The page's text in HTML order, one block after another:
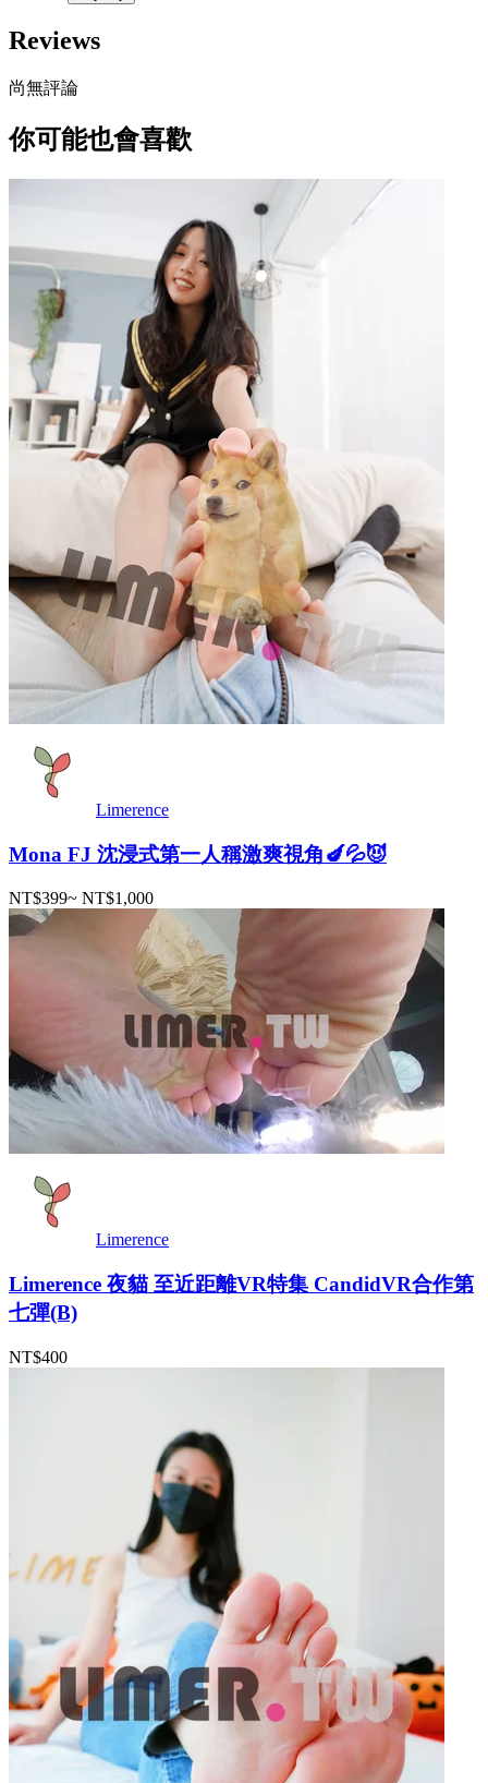
Reviews
尚無評論
你可能也會喜歡
Limerence
Mona FJ 沈浸式第一人稱激爽視角🍆💦😈
NT$399~ NT$1,000
Limerence
Limerence 夜貓 至近距離VR特集 CandidVR合作第
七彈(B)
NT$400